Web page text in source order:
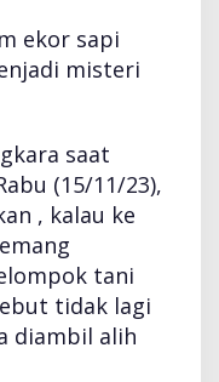
ekor sapi
misteri
saat
(15/11/23),
, kalau ke
tani
tidak lagi
diambil alih